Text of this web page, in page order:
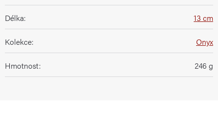
Délka: 13 cm
Kolekce: Onyx
Hmotnost: 246 g